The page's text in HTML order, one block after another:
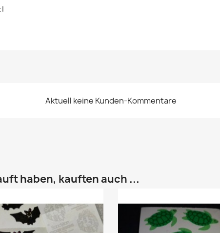
Aktuell keine Kunden-Kommentare
haben, kauften auch ...